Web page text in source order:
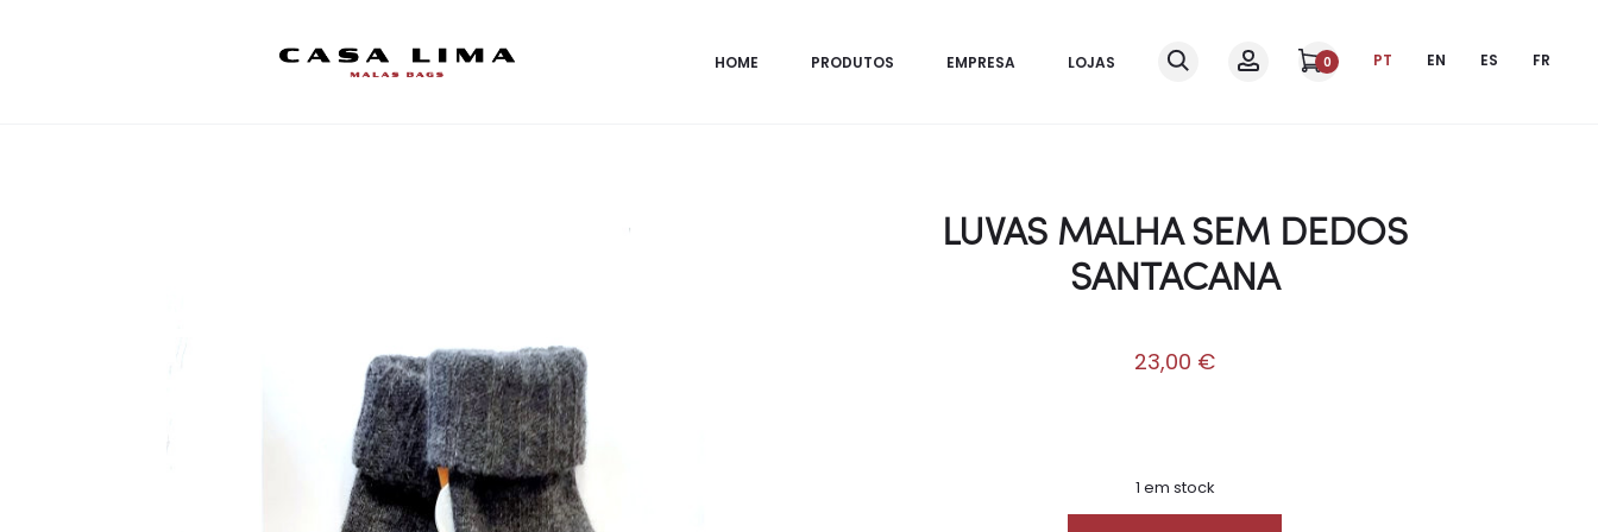
HOME PRODUTOS EMPRESA LOJAS 0 PT EN ES FR
LUVAS MALHA SEM DEDOS
SANTACANA
23,00 €
1 em stock